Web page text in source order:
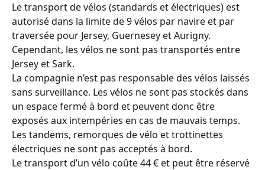
Le transport de vélos (standards et électriques) est
autorisé dans la limite de 9 vélos par navire et par
traversée pour Jersey, Guernesey et Aurigny.
Cependant, les vélos ne sont pas transportés entre
Jersey et Sark.
La compagnie n’est pas responsable des vélos laissés
sans surveillance. Les vélos ne sont pas stockés dans
un espace fermé à bord et peuvent donc être
exposés aux intempéries en cas de mauvais temps.
Les tandems, remorques de vélo et trottinettes
électriques ne sont pas acceptés à bord.
Le transport d’un vélo coûte 44 € et peut être réservé